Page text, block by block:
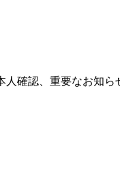
確認、重要なお知